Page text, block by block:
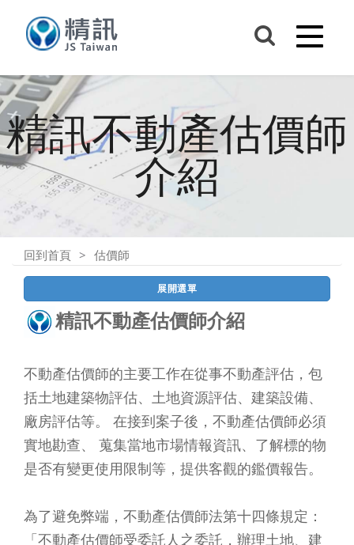
精訊不動產估價師
介紹
回到首頁 估價師
展開選單
精訊不動產估價師介紹
不動產估價師的主要工作在從事不動產評估，包
括土地建築物評估、土地資源評估、建築設備、
廠房評估等。 在接到案子後，不動產估價師必須
實地勘查、 蒐集當地市場情報資訊、了解標的物
是否有變更使用限制等，提供客觀的鑑價報告。
為了避免弊端，不動產估價師法第十四條規定：
「不動產估價師受委託人之委託，辦理土地、建